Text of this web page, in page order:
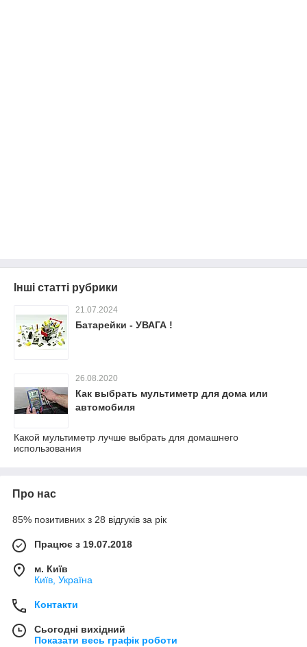
Інші статті рубрики
21.07.2024
Батарейки - УВАГА !
26.08.2020
Как выбрать мультиметр для дома или
автомобиля
Какой мультиметр лучше выбрать для домашнего
использования
Про нас
85% позитивних з 28 відгуків за рік
Працює з 19.07.2018
м. Київ
Київ, Україна
Контакти
Сьогодні вихідний
Показати весь графік роботи